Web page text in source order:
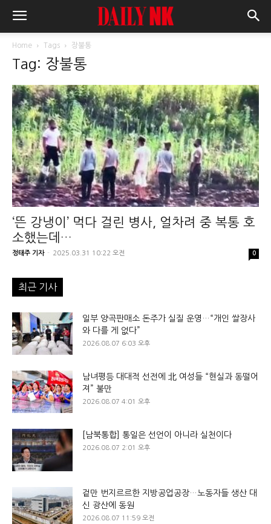
Home Tags 장불통
Tag: 장불통
‘뜬 강냉이’ 먹다 걸린 병사, 얼차려 중 복통 호
소했는데…
정태주 기자 - 2025.03.31 10:22 오전 0
최근 기사
일부 양곡판매소 돈주가 실질 운영…“개인 쌀장사
와 다를 게 없다”
2026.08.07 6:03 오후
남녀평등 대대적 선전에 北 여성들 “현실과 동떨어
져” 불만
2026.08.07 4:01 오후
[남북통합] 통일은 선언이 아니라 실천이다
2026.08.07 2:01 오후
겉만 번지르르한 지방공업공장…노동자들 생산 대
신 광산에 동원
2026.08.07 11:59 오전